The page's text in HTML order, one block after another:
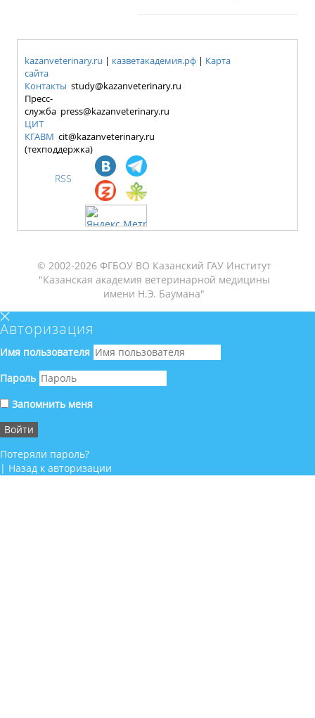
kazanveterinary.ru | казветакадемия.рф | Карта
сайта
Контакты study@kazanveterinary.ru
Пресс-
служба press@kazanveterinary.ru
ЦИТ
КГАВМ cit@kazanveterinary.ru
(техподдержка)
RSS
© 2002-2026 ФГБОУ ВО Казанский ГАУ Институт
"Казанская академия ветеринарной медицины
имени Н.Э. Баумана"
Авторизация
Имя пользователя
Пароль
Запомнить меня
Потеряли пароль?
| Назад к авторизации